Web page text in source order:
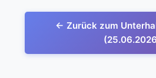
← Zurück zum